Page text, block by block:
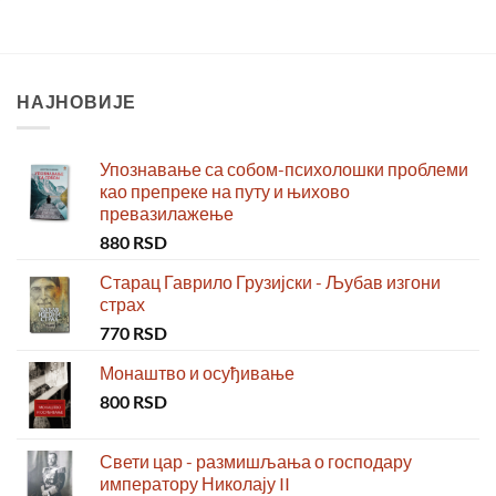
НАЈНОВИЈЕ
Упознавање са собом-психолошки проблеми
као препреке на путу и њихово
превазилажење
880 RSD
Старац Гаврило Грузијски - Љубав изгони
страх
770 RSD
Монаштво и осуђивање
800 RSD
Свети цар - размишљања о господару
императору Николају II